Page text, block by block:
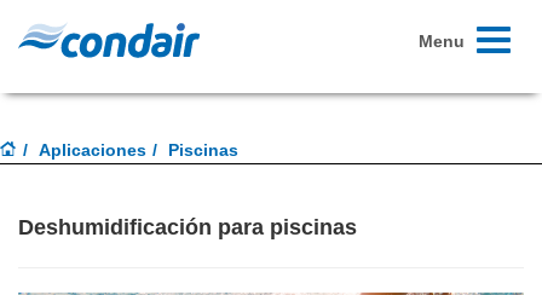
Toggle
Menu
Aplicaciones Piscinas
Deshumidificación para piscinas